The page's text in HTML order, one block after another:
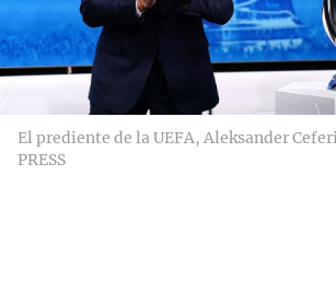
El prediente de la UEFA, Aleksander
PRESS